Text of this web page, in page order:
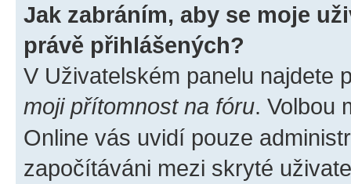
Jak zabráním, aby se moje
právě přihlášených?
V Uživatelském panelu najdete
moji přítomnost na fóru. Volbou
Online vás uvidí pouze
započítáváni mezi skryté